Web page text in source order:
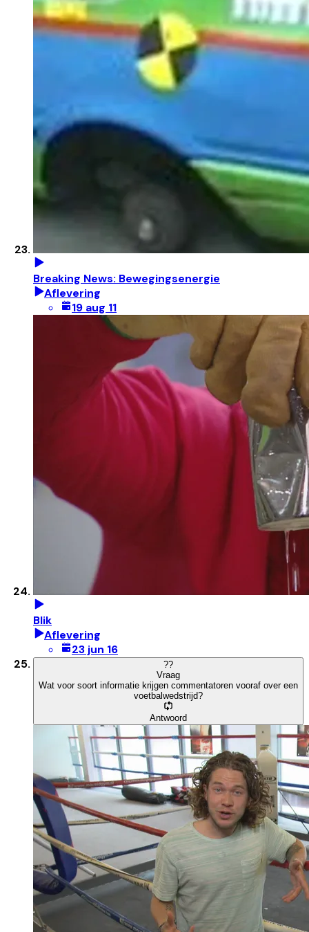
Breaking News: Bewegingsenergie
Aflevering
19 aug 11
Blik
Aflevering
23 jun 16
??
Vraag
Wat voor soort informatie krijgen commentatoren vooraf over een
voetbalwedstrijd?
Antwoord